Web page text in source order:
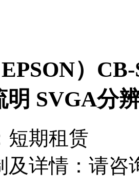
）
明 SVGA分
短期租赁
及详情：请咨